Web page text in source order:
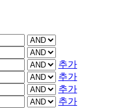
추가
추가
추가
추가